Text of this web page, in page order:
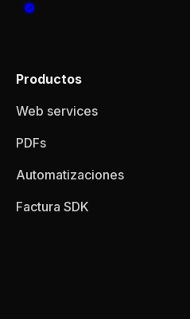
Productos
Web services
PDFs
Automatizaciones
Factura SDK